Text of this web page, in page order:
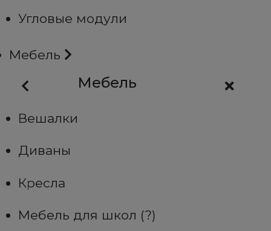
Угловые модули
Мебель
Мебель
Вешалки
Диваны
Кресла
Мебель для школ (?)